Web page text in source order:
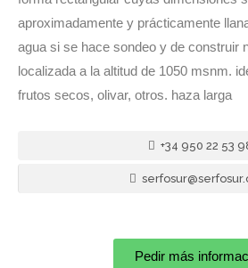
aproximadamente y prácticamente
agua si se hace sondeo y de construir
localizada a la altitud de 1050 msnm.
frutos secos, olivar, otros. haza larga
+34 950 22 53
Pedir más